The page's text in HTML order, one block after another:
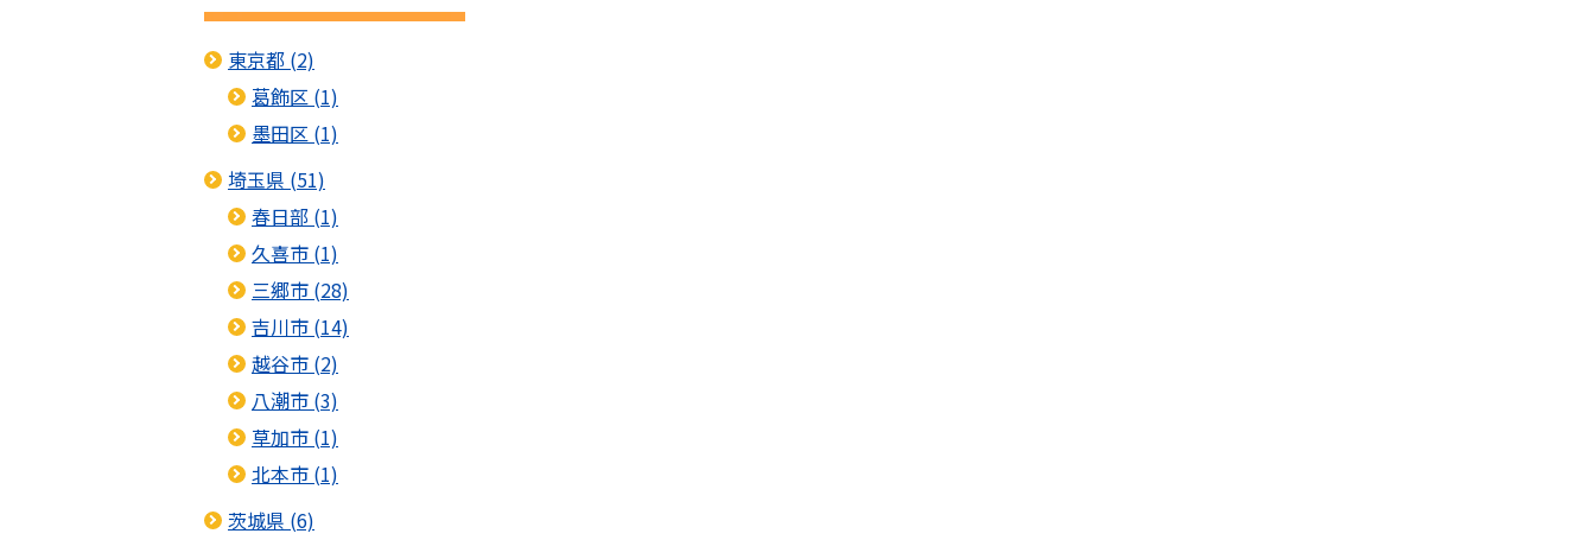
東京都 (2)
葛飾区 (1)
墨田区 (1)
埼玉県 (51)
春日部 (1)
久喜市 (1)
三郷市 (28)
吉川市 (14)
越谷市 (2)
八潮市 (3)
草加市 (1)
北本市 (1)
茨城県 (6)